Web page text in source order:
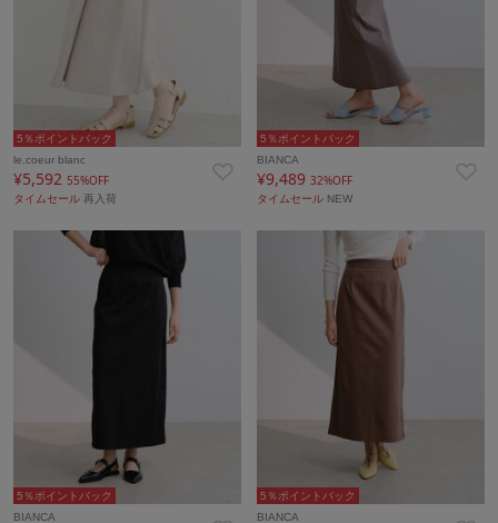
5％ポイントバック
le.coeur blanc
¥5,592 55%OFF
タイムセール 再入荷
5％ポイントバック
BIANCA
¥9,48932%OFF
タイムセール NEW
5％ポイントバック
BIANCA
5％ポイントバック
BIANCA